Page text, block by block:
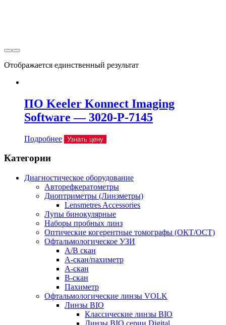
Отображается единственный результат
ПО Keeler Konnect Imaging
Software — 3020-P-7145
Подробнее Узнать цену
Категории
Диагностическое оборудование
Авторефкератометры
Диоптриметры (Линзметры)
Lensmetres Accessories
Лупы бинокулярные
Наборы пробных линз
Оптические когерентные томографы (ОКТ/ОСТ)
Офтальмологическое УЗИ
A/B скан
A-скан/пахиметр
A-скан
B-скан
Пахиметр
Офтальмологические линзы VOLK
Линзы BIO
Классические линзы BIO
Линзы BIO серии Digital